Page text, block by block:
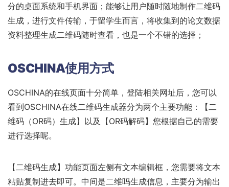
分的桌面系统和手机界面；能够让用户随时随地制作二维码
生成，进行文件传输，于留学生而言，将收集到的论文数据
资料整理生成二维码随时查看，也是一个不错的选择；
OSCHINA使用方式
OSCHINA的在线页面十分简单，登陆相关网址后，您可以
看到OSCHINA在线二维码生成器分为两个主要功能：【二
维码（OR码）生成】以及【OR码解码】您根据自己的需要
进行选择呢。
【二维码生成】功能页面左侧有文本编辑框，您需要将文本
粘贴复制进去即可。中间是二维吗生成信息，主要分为输出